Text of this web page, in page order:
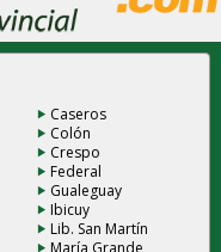
Caseros
Colón
Crespo
Federal
Gualeguay
Ibicuy
Lib. San Martín